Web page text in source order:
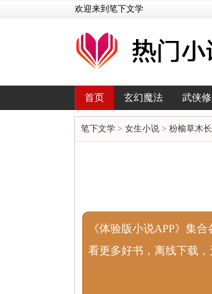
欢迎来到笔下文学
首页 玄幻魔法 武侠
笔下文学 > 女生小说 > 枌榆草木长
《体验版小说APP》集
看更多好书，离线下载